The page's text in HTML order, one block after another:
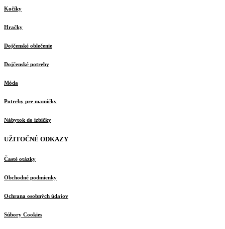
Kočíky
Hračky
Dojčenské oblečenie
Dojčenské potreby
Móda
Potreby pre mamičky
Nábytok do izbičky
UŽITOČNÉ ODKAZY
Časté otázky
Obchodné podmienky
Ochrana osobných údajov
Súbory Cookies